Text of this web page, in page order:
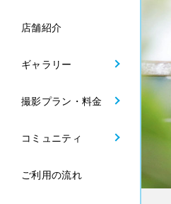
店舗紹介
ギャラリー
撮影プラン・料金
コミュニティ
ご利用の流れ